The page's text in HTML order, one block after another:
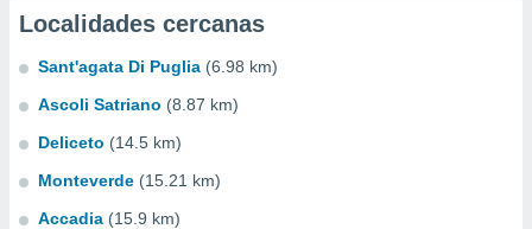
Localidades cercanas
Sant'agata Di Puglia (6.98 km)
Ascoli Satriano (8.87 km)
Deliceto (14.5 km)
Monteverde (15.21 km)
Accadia (15.9 km)